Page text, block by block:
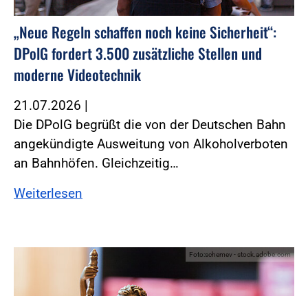
„Neue Regeln schaffen noch keine Sicherheit“:
DPolG fordert 3.500 zusätzliche Stellen und
moderne Videotechnik
21.07.2026 |
Die DPolG begrüßt die von der Deutschen Bahn
angekündigte Ausweitung von Alkoholverboten
an Bahnhöfen. Gleichzeitig…
Weiterlesen
Foto:schemev - stock.adobe.com